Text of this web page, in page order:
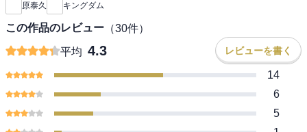
原泰久 キングダム
この作品のレビュー （30件）
平均 4.3 レビューを書く
14
6
5